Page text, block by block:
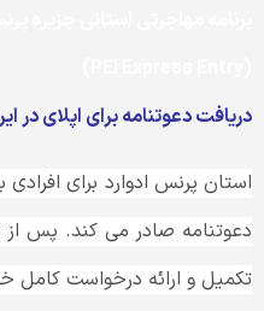
دریافت دعوتنامه برای اپلای در
استان پرنس ادوارد برای
تکمیل و ارائه درخواست